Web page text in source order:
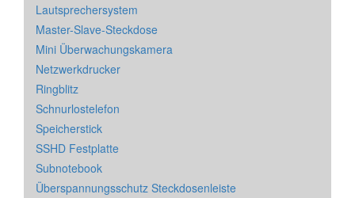
Lautsprechersystem
Master-Slave-Steckdose
Mini Überwachungskamera
Netzwerkdrucker
Ringblitz
Schnurlostelefon
Speicherstick
SSHD Festplatte
Subnotebook
Überspannungsschutz Steckdosenleiste